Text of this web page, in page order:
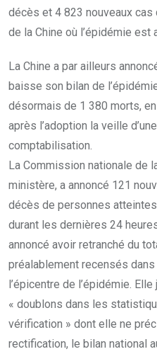
décès et 4 823 nouveaux
de la Chine où l’épidémie est
La Chine a par ailleurs
baisse son bilan de
désormais de 1 380 morts,
après l’adoption la veille
comptabilisation.
La Commission nationale de
ministère, a annoncé 121
décès de personnes
durant les dernières 24
annoncé avoir retranché du
préalablement recensés
l’épicentre de l’épidémie.
« doublons dans les
vérification » dont elle ne
rectification, le bilan national